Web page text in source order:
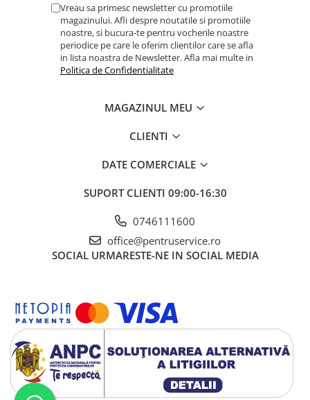
Vreau sa primesc newsletter cu promotiile
magazinului. Afli despre noutatile si promotiile
noastre, si bucura-te pentru vocherile noastre
periodice pe care le oferim clientilor care se afla
in lista noastra de Newsletter. Afla mai multe in
Politica de Confidentialitate
MAGAZINUL MEU
CLIENTI
DATE COMERCIALE
SUPORT CLIENTI 09:00-16:30
0746111600
office@pentruservice.ro
SOCIAL URMARESTE-NE IN SOCIAL MEDIA